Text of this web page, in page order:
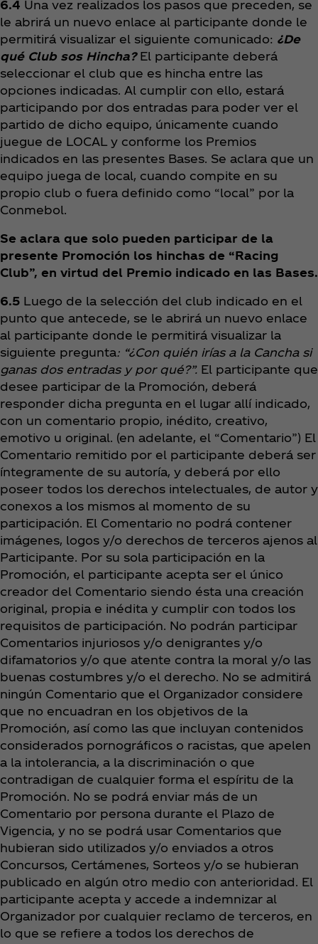
6.4 Una vez realizados los pasos que preceden, se
le abrirá un nuevo enlace al participante donde le
permitirá visualizar el siguiente comunicado: ¿De
qué Club sos Hincha? El participante deberá
seleccionar el club que es hincha entre las
opciones indicadas. Al cumplir con ello, estará
participando por dos entradas para poder ver el
partido de dicho equipo, únicamente cuando
juegue de LOCAL y conforme los Premios
indicados en las presentes Bases. Se aclara que un
equipo juega de local, cuando compite en su
propio club o fuera definido como “local” por la
Conmebol.
Se aclara que solo pueden participar de la
presente Promoción los hinchas de “Racing
Club”, en virtud del Premio indicado en las Bases.
6.5 Luego de la selección del club indicado en el
punto que antecede, se le abrirá un nuevo enlace
al participante donde le permitirá visualizar la
siguiente pregunta: “¿Con quién irías a la Cancha si
ganas dos entradas y por qué?”. El participante que
desee participar de la Promoción, deberá
responder dicha pregunta en el lugar allí indicado,
con un comentario propio, inédito, creativo,
emotivo u original. (en adelante, el “Comentario”) El
Comentario remitido por el participante deberá ser
íntegramente de su autoría, y deberá por ello
poseer todos los derechos intelectuales, de autor y
conexos a los mismos al momento de su
participación. El Comentario no podrá contener
imágenes, logos y/o derechos de terceros ajenos al
Participante. Por su sola participación en la
Promoción, el participante acepta ser el único
creador del Comentario siendo ésta una creación
original, propia e inédita y cumplir con todos los
requisitos de participación. No podrán participar
Comentarios injuriosos y/o denigrantes y/o
difamatorios y/o que atente contra la moral y/o las
buenas costumbres y/o el derecho. No se admitirá
ningún Comentario que el Organizador considere
que no encuadran en los objetivos de la
Promoción, así como las que incluyan contenidos
considerados pornográficos o racistas, que apelen
a la intolerancia, a la discriminación o que
contradigan de cualquier forma el espíritu de la
Promoción. No se podrá enviar más de un
Comentario por persona durante el Plazo de
Vigencia, y no se podrá usar Comentarios que
hubieran sido utilizados y/o enviados a otros
Concursos, Certámenes, Sorteos y/o se hubieran
publicado en algún otro medio con anterioridad. El
participante acepta y accede a indemnizar al
Organizador por cualquier reclamo de terceros, en
lo que se refiere a todos los derechos de